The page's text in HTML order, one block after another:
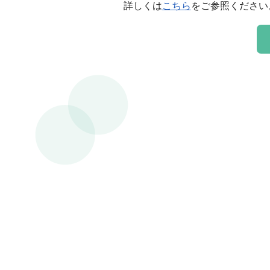
詳しくはこちら をご参照ください